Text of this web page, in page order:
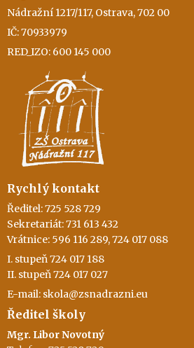
Nádražní 1217/117, Ostrava, 702 00
IČ: 70933979
RED_IZO: 600 145 000
Rychlý kontakt
Ředitel: 725 528 729
Sekretariát: 731 613 432
Vrátnice: 596 116 289, 724 017 088
I. stupeň 724 017 188
II. stupeň 724 017 027
E-mail: skola@zsnadrazni.eu
Ředitel školy
Mgr. Libor Novotný